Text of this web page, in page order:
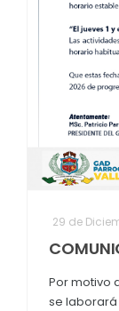
29 de
Por motivo
se laborará